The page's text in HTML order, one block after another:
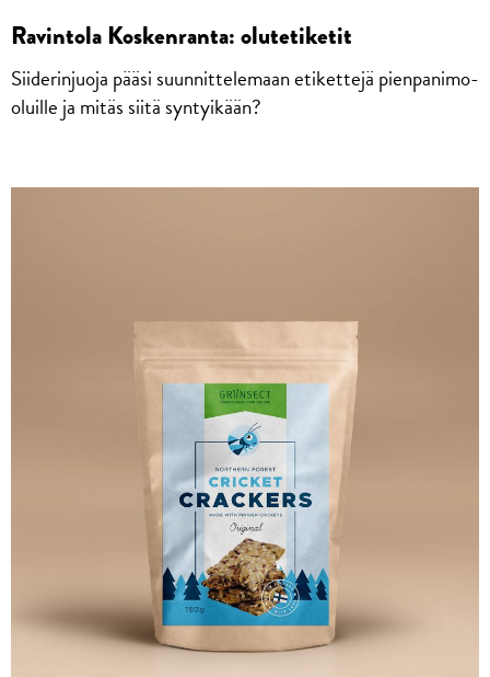
Ravintola Koskenranta: olutetiketit
Siiderinjuoja pääsi suunnittelemaan etikettejä pienpanimo-
oluille ja mitäs siitä syntyikään?